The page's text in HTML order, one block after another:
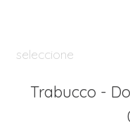
seleccione
Trabucco -